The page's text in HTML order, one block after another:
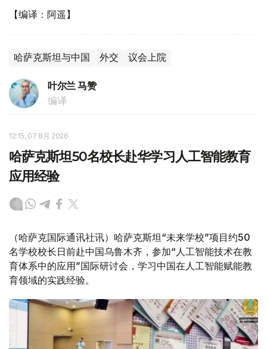
【编译：阿遥】
哈萨克斯坦与中国 外交 议会上院
叶尔兰 马赞
编译
12:15, 07 8月 2026
哈萨克斯坦50名校长赴华学习人工智能教育
应用经验
（哈萨克国际通讯社讯）哈萨克斯坦“未来学校”项目约50
名学校校长日前赴中国乌鲁木齐，参加“人工智能技术在教
育体系中的应用”国际研讨会，学习中国在人工智能赋能教
育领域的实践经验。